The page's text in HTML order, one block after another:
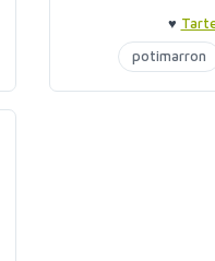
♥
potimarron